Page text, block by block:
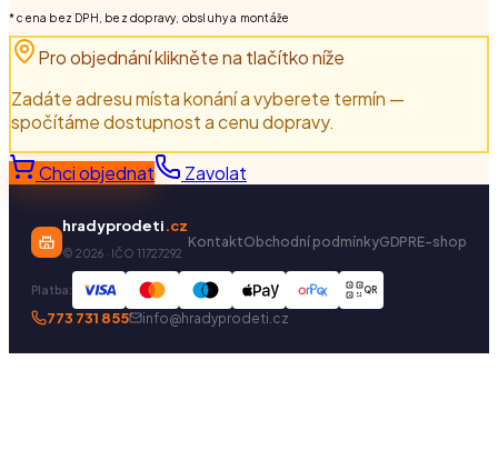
* cena bez DPH, bez dopravy, obsluhy a montáže
Pro objednání klikněte na tlačítko níže
Zadáte adresu místa konání a vyberete termín —
spočítáme dostupnost a cenu dopravy.
Chci objednat Zavolat
hradyprodeti.cz
© 2026 · IČO 11727292
KontaktObchodní podmínkyGDPRE-shop
Platba: QR
773 731 855 info@hradyprodeti.cz